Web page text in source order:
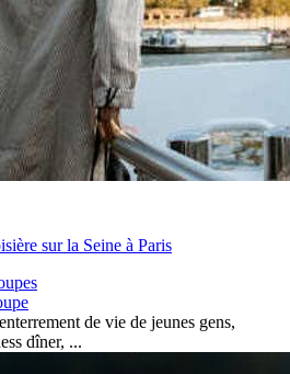
sur la Seine à Paris
de vie de jeunes gens,
dîner, ...